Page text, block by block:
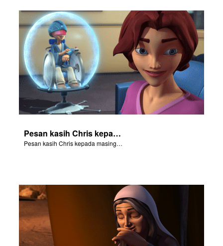
Pesan kasih Chris kepada masing-masing kita.
Pesan kasih Chris kepada masing-masing kita.